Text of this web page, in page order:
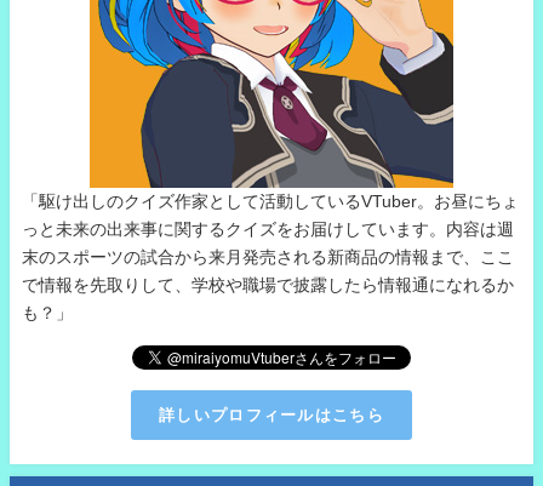
「駆け出しのクイズ作家として活動しているVTuber。お昼にちょ
っと未来の出来事に関するクイズをお届けしています。内容は週
末のスポーツの試合から来月発売される新商品の情報まで、ここ
で情報を先取りして、学校や職場で披露したら情報通になれるか
も？」
詳しいプロフィールはこちら